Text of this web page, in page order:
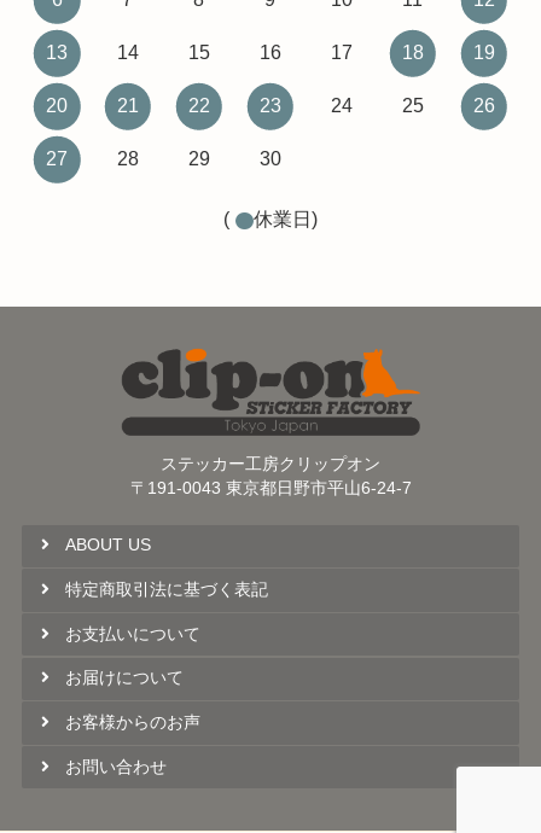
13 14 15 16 17 18 19
20 21 22 23 24 25 26
27 28 29 30
( 休業日)
ステッカー工房クリップオン
〒191-0043 東京都日野市平山6-24-7
ABOUT US
特定商取引法に基づく表記
お支払いについて
お届けについて
お客様からのお声
お問い合わせ